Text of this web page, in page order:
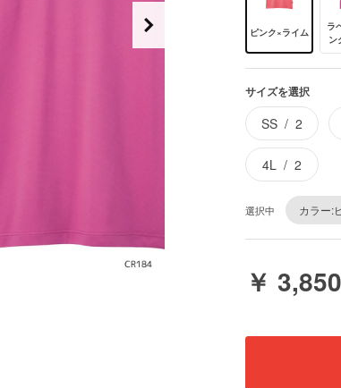
ピンク×ライム
ラ
ン
サイズを選択
SS 2
4L 2
選択中 カラー:
￥ 3,850